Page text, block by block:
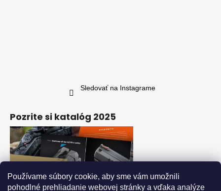
Používame súbory cookie, aby sme vám umožnili
pohodlné prehliadanie webovej stránky a vďaka analýze
Sledovať na Instagrame
Pozrite si katalóg 2025